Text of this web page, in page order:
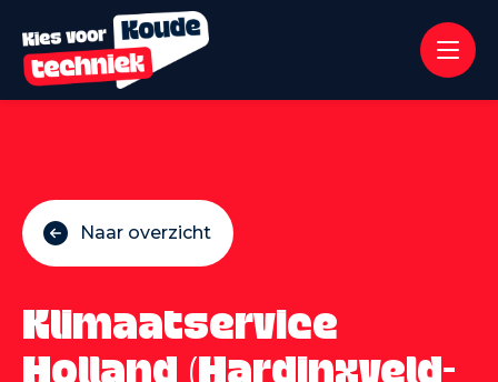
Naar overzicht
Klimaatservice